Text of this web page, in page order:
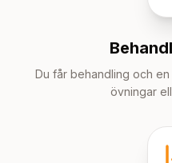
Du får behandling och
övningar